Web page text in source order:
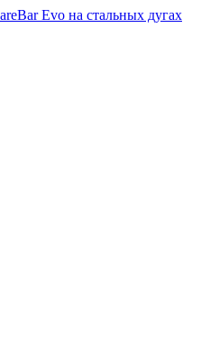
Evo на стальных дугах